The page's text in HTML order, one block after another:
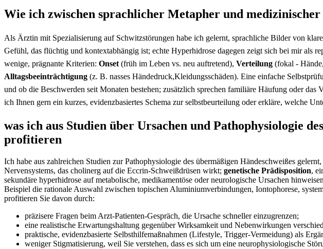
Wie ich zwischen⁤ sprachlicher ‍Metapher und
Als Ärztin ⁢mit‌ Spezialisierung⁣ auf⁤ Schwitzstörungen habe ich‍ gelernt, sprachliche‍ Bilder⁣ von
Gefühl, das⁢ flüchtig⁢ und⁤ kontextabhängig ist; ​echte Hyperhidrose dagegen​ zeigt sich bei mir als
‍wenige, prägnante ⁤Kriterien:‍ Onset (früh im Leben‌ vs. ⁤neu ‌auftretend), Verteilung (fokal -‌
Alltagsbeeinträchtigung (z. B.‍ nasses Händedruck,Kleidungsschäden). Eine⁤ einfache⁢
und ob ​die ​Beschwerden‍ seit Monaten bestehen; zusätzlich sprechen‍ familiäre Häufung oder
ich Ihnen gern ein⁤ kurzes, evidenzbasiertes ‌Schema zur​ selbstbeurteilung oder erkläre, welche‌
was ich aus Studien über Ursachen ⁤und Pathophysiologie
profitieren
Ich habe aus zahlreichen​ Studien zur Pathophysiologie des übermäßigen Händeschweißes
Nervensystems, ​das cholinerg auf die Eccrin-Schweißdrüsen wirkt; genetische Prädisposition,
sekundäre⁣ hyperhidrose auf ⁣metabolische, medikamentöse oder ‌neurologische Ursachen
Beispiel die rationale Auswahl ⁣zwischen topischen Aluminiumverbindungen, Iontophorese,⁢
profitieren Sie davon⁢ durch:
präzisere Fragen beim Arzt-Patienten-Gespräch, die Ursache schneller einzugrenzen;
eine⁤ realistische Erwartungshaltung ⁢gegenüber Wirksamkeit und Nebenwirkungen‌
praktische, evidenzbasierte ⁤Selbsthilfemaßnahmen​ (Lifestyle, Trigger-Vermeidung) als
weniger Stigmatisierung, weil Sie ​verstehen, ⁣dass es⁤ sich um eine neurophysiologische